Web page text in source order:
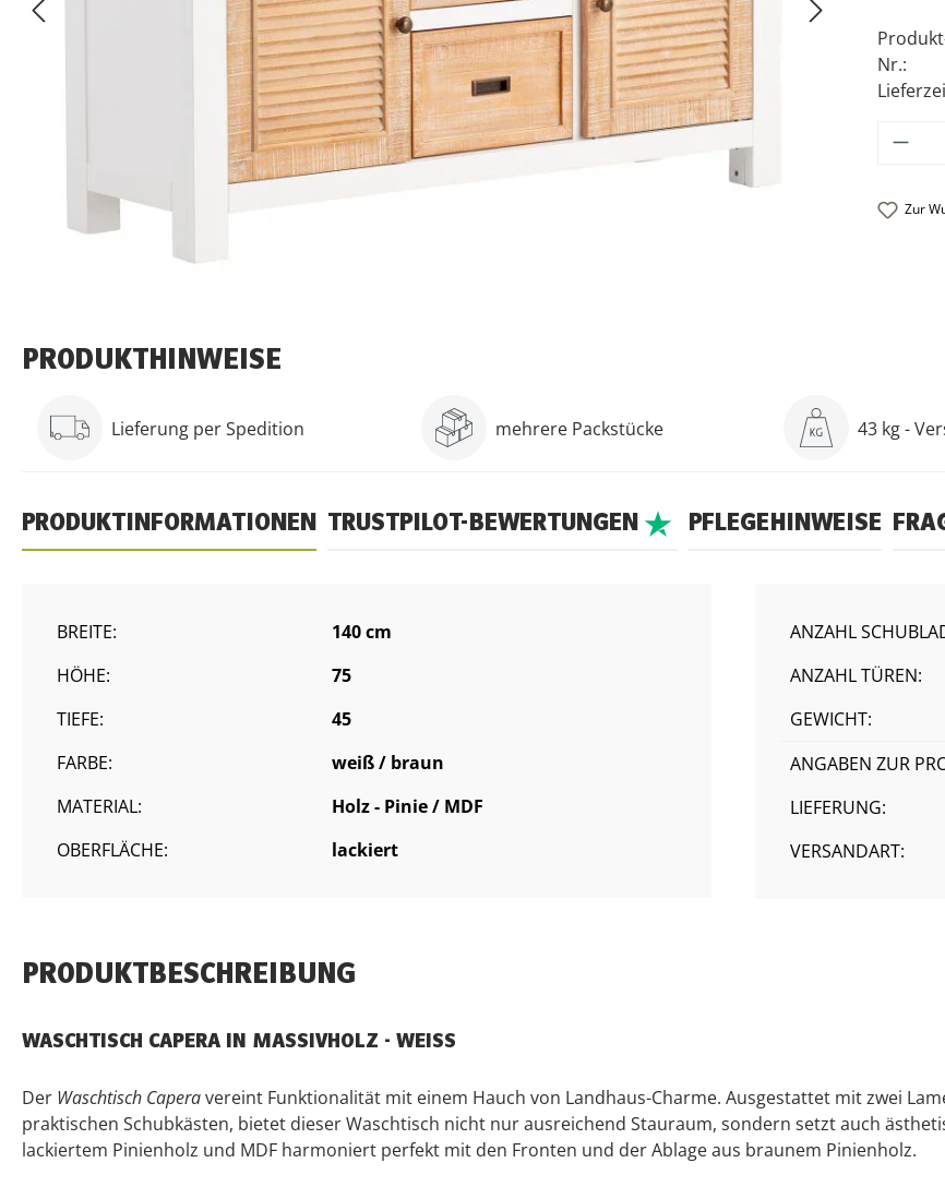
Nr.:
Zur
PRODUKTHINWEISE
Lieferung per Spedition mehrere Packstücke 43 kg -
PRODUKTINFORMATIONEN TRUSTPILOT-BEWERTUNGEN PFLEGEHINWEISE
BREITE:
140 cm
HÖHE:
75
TIEFE:
45
FARBE:
weiß / braun
MATERIAL:
Holz - Pinie / MDF
OBERFLÄCHE:
lackiert
ANZAHL
ANZAHL TÜREN:
GEWICHT:
ANGABEN ZUR
LIEFERUNG:
VERSANDART:
PRODUKTBESCHREIBUNG
WASCHTISCH CAPERA IN MASSIVHOLZ - WEISS
Der Waschtisch Caperavereint Funktionalität mit einem Hauch von Landhaus-Charme. Ausgestattet mit zwei
praktischen Schubkästen, bietet dieser Waschtisch nicht nur ausreichend Stauraum, sondern setzt auch
lackiertem Pinienholz und MDF harmoniert perfekt mit den Fronten und der Ablage aus braunem Pinienholz.